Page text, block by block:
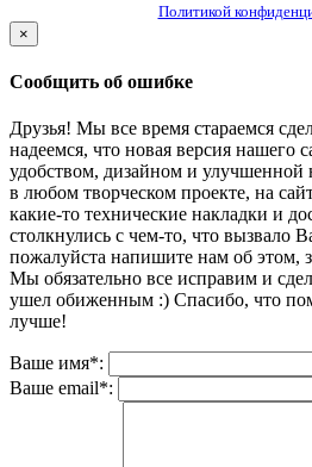
Политикой
×
Сообщить об ошибке
Друзья! Мы все время стараемся
надеемся, что новая версия нашего
удобством, дизайном и улучшенной
в любом творческом проекте, на
какие-то технические накладки и
столкнулись с чем-то, что вызвало
пожалуйста напишите нам об этом,
Мы обязательно все исправим и
ушел обиженным :) Спасибо, что
лучше!
Ваше имя*:
Ваше email*: